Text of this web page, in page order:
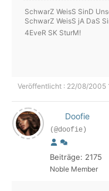
SchwarZ WeisS SinD
SchwarZ WeisS jA DaS
4EveR SK SturM!
Veröffentlicht : 22/08/2005
Doofie
(@doofie)
Beiträge: 2175
Noble Member